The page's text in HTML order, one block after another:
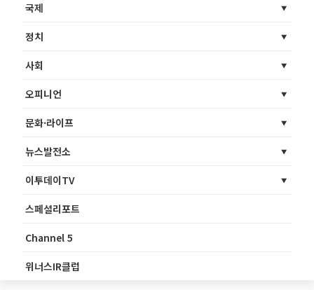
국제
정치
사회
오피니언
문화·라이프
뉴스발전소
이투데이TV
스페셜리포트
Channel 5
위너스IR클럽